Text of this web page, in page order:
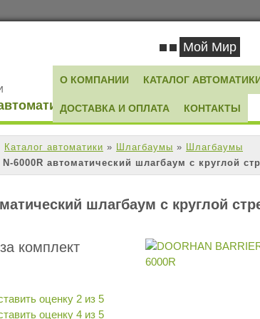
Мой Мир
О КОМПАНИИ КАТАЛОГ
ДОСТАВКА И ОПЛАТА КОНТАКТЫ
Каталог автоматики » Шлагбаумы » Шлагбаумы
N-6000R автоматический шлагбаум с круглой
шлагбаум с круглой
комплект